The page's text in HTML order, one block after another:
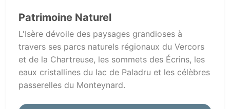
Patrimoine Naturel
L'Isère dévoile des paysages grandioses à
travers ses parcs naturels régionaux du Vercors
et de la Chartreuse, les sommets des Écrins, les
eaux cristallines du lac de Paladru et les célèbres
passerelles du Monteynard.